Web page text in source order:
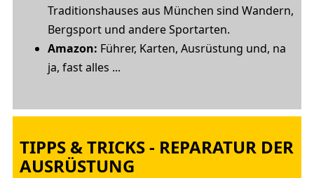
Traditionshauses aus München sind Wandern,
Bergsport und andere Sportarten.
Amazon: Führer, Karten, Ausrüstung und, na
ja, fast alles ...
TIPPS & TRICKS - REPARATUR DER
AUSRÜSTUNG